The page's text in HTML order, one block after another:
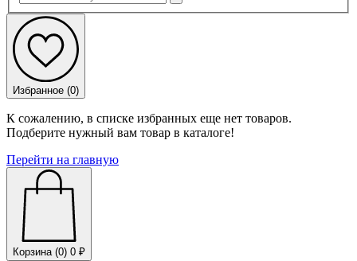
Избранное (0)
К сожалению, в списке избранных еще нет товаров.
Подберите нужный вам товар в каталоге!
Перейти на главную
Корзина (0) 0 ₽